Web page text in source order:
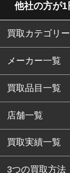
他社の方が1
買取カテゴリ
メーカー一覧
買取品目一覧
店舗一覧
買取実績一覧
3つの買取方法